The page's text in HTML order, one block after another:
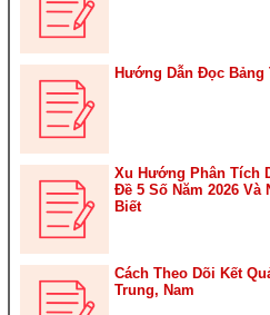
Hướng Dẫn Đọc Bảng
Xu Hướng Phân Tích
Đề 5 Số Năm 2026 Và
Biết
Cách Theo Dõi Kết
Trung, Nam